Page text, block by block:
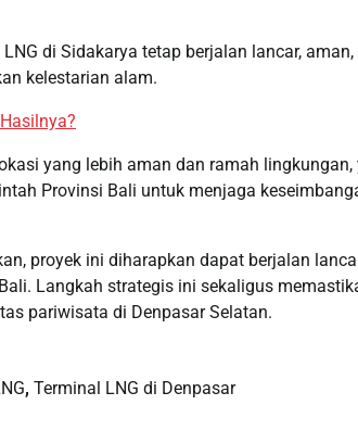
di Sidakarya tetap berjalan lancar, aman,
kelestarian alam.
yang lebih aman dan ramah lingkungan,
Provinsi Bali untuk menjaga
proyek ini diharapkan dapat berjalan
Langkah strategis ini sekaligus
pariwisata di Denpasar Selatan.
, Terminal LNG di Denpasar